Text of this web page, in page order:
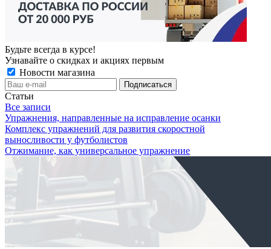
Будьте всегда в курсе!
Узнавайте о скидках и акциях первым
Новости магазина
Статьи
Все записи
Упражнения, направленные на исправление осанки
Комплекс упражнений для развития скоростной
выносливости у футболистов
Отжимание, как универсальное упражнение